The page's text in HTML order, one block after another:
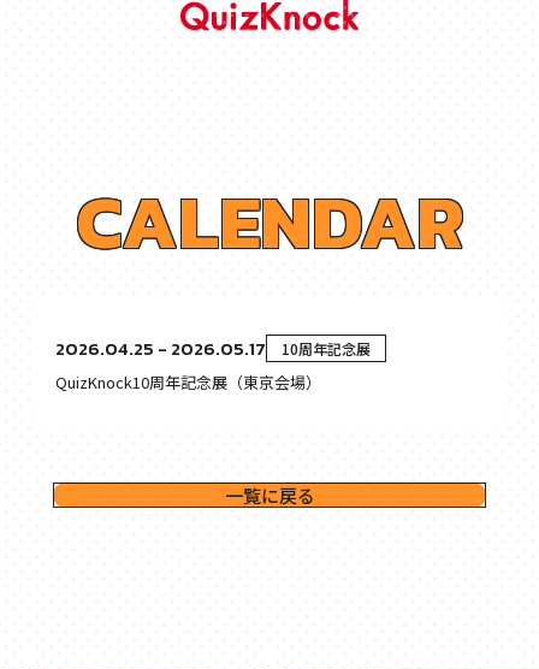
CALENDAR
2026.04.25 - 2026.05.17 10周年記念展
QuizKnock10周年記念展（東京会場）
一覧に戻る